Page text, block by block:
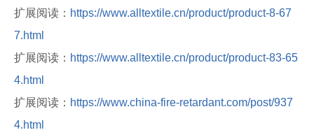
扩展阅读： https://www.alltextile.cn/product/product-8-67
7.html
扩展阅读： https://www.alltextile.cn/product/product-83-65
4.html
扩展阅读： https://www.china-fire-retardant.com/post/937
4.html